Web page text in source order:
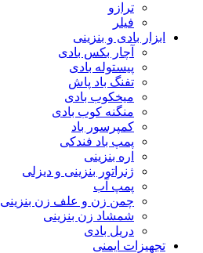
ترازو
فیلر
ابزار بادی و بنزینی
آچار بکس بادی
پیستوله بادی
تفنگ باد پاش
میخکوب بادی
منگنه کوب بادی
کمپرسور باد
پمپ باد فندکی
اره بنزینی
ژنراتور بنزینی و دیزلی
پمپ آب
چمن زن و علف زن بنزینی
شمشاد زن بنزینی
دریل بادی
تجهیزات ایمنی